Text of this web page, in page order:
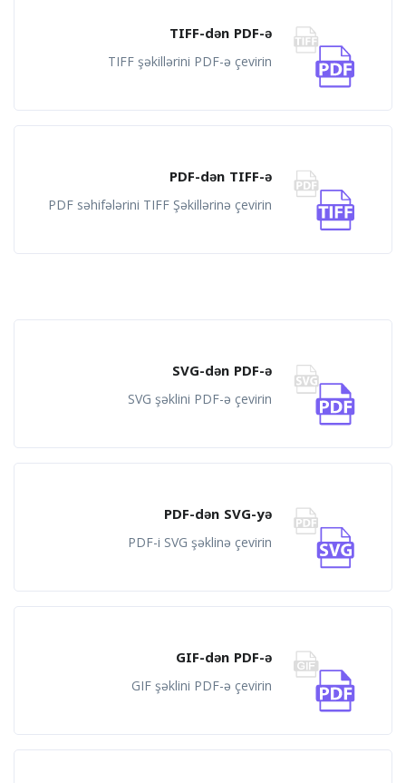
TIFF-dən PDF-ə
TIFF şəkillərini PDF-ə çevirin
PDF-dən TIFF-ə
PDF səhifələrini TIFF Şəkillərinə çevirin
SVG-dən PDF-ə
SVG şəklini PDF-ə çevirin
PDF-dən SVG-yə
PDF-i SVG şəklinə çevirin
GIF-dən PDF-ə
GIF şəklini PDF-ə çevirin